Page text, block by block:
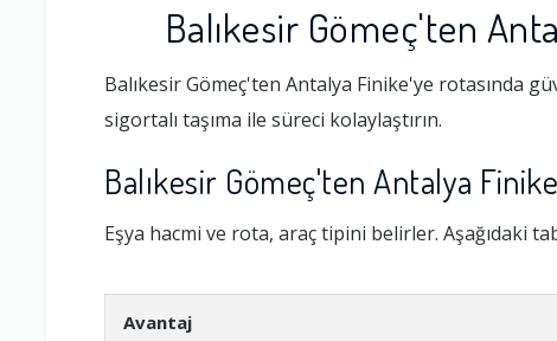
Balıkesir Gömeç'ten
Balıkesir Gömeç'ten Antalya Finike'ye rotasında
sigortalı taşıma ile süreci kolaylaştırın.
Balıkesir Gömeç'ten Antalya
Eşya hacmi ve rota, araç tipini belirler. Aşağıdaki
Avantaj